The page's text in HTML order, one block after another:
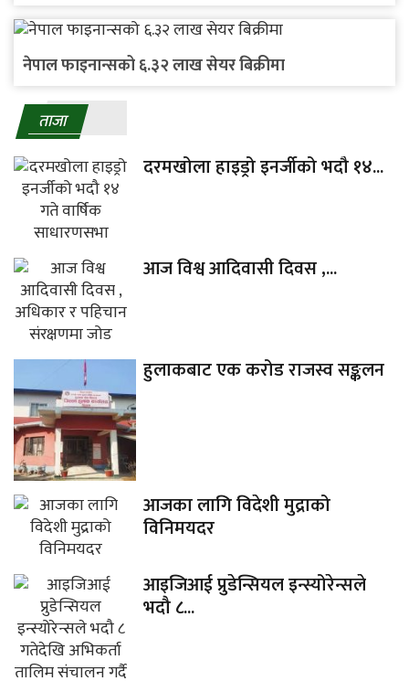
नेपाल फाइनान्सको ६.३२ लाख सेयर बिक्रीमा
ताजा
दरमखोला हाइड्रो इनर्जीको भदौ १४...
आज विश्व आदिवासी दिवस ,...
हुलाकबाट एक करोड राजस्व सङ्कलन
आजका लागि विदेशी मुद्राको
विनिमयदर
आइजिआई प्रुडेन्सियल इन्स्योरेन्सले
भदौ ८...